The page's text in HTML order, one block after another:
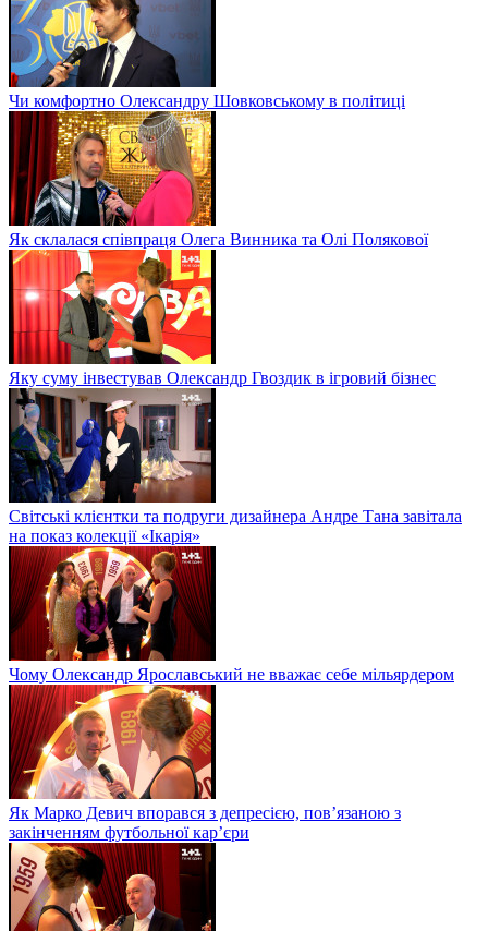
Чи комфортно Олександру Шовковському в політиці
Як склалася співпраця Олега Винника та Олі Полякової
Яку суму інвестував Олександр Гвоздик в ігровий бізнес
Світські клієнтки та подруги дизайнера Андре Тана завітала
на показ колекції «Ікарія»
Чому Олександр Ярославський не вважає себе мільярдером
Як Марко Девич впорався з депресією, пов’язаною з
закінченням футбольної кар’єри